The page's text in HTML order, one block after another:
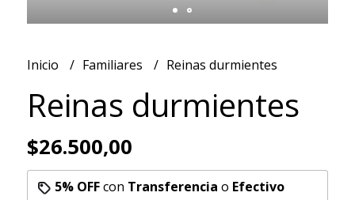
Inicio Familiares Reinas durmientes
Reinas durmientes
$26.500,00
5% OFFcon Transferencia o Efectivo